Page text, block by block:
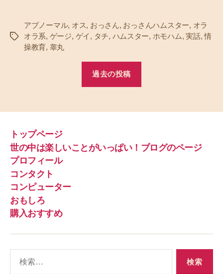
タ
アブノーマル, オス, おっさん, おっさんハムスター, オラ
オラ系, ゲージ, ゲイ, タチ, ハムスター, ホモハム,実話,情
操教育, 睾丸
過去の投稿
トップページ
世の中は楽しいことがいっぱい！ブログのページ
プロフィール
コンタクト
コンピューター
おもしろ
購入おすすめ